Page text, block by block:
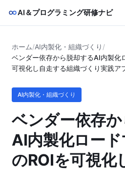
AI＆プログラミング研修ナビ
ホーム/AI内製化・組織づくり /
ベンダー依存から脱却するAI内製化
可視化し自走する組織づくり実践ア
AI内製化・組織づくり
ベンダー依存
AI内製化ロー
のROIを可視化